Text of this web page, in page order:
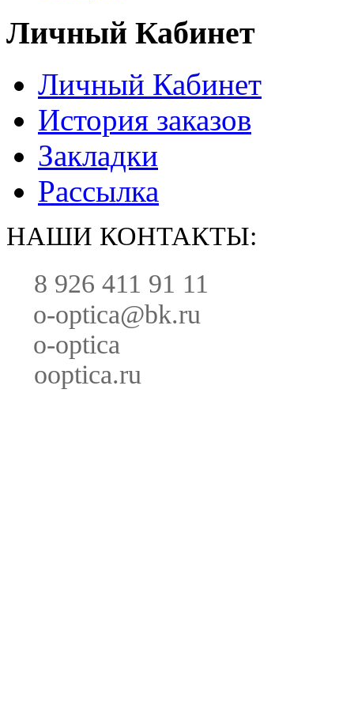
Личный Кабинет
Личный Кабинет
История заказов
Закладки
Рассылка
НАШИ КОНТАКТЫ:
8 926 411 91 11
o-optica@bk.ru
o-optica
ooptica.ru